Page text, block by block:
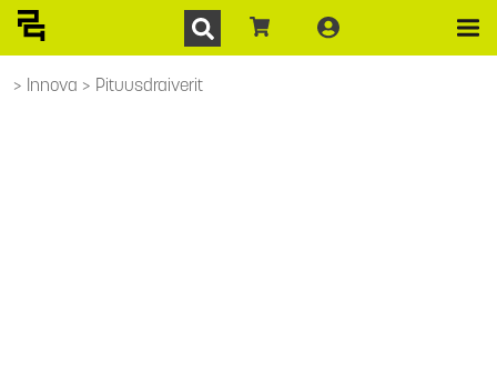
Innova Pituusdraiverit